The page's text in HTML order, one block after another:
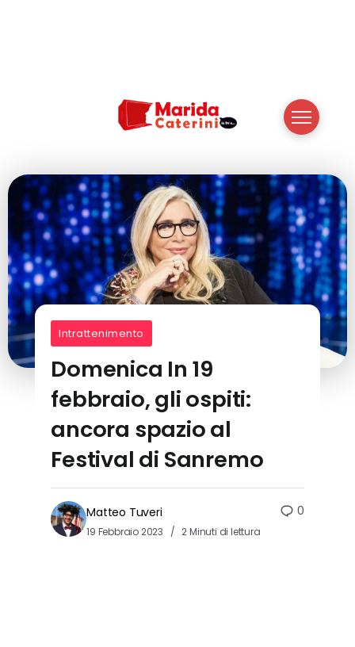
Intrattenimento
Domenica In 19
febbraio, gli ospiti:
ancora spazio al
Festival di Sanremo
Matteo Tuveri
19 Febbraio 2023 2 Minuti di lettura
0